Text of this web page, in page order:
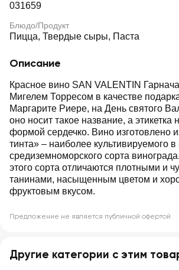
031659
Блюдо/Продукт
Пицца, Твердые сыры, Паста
Описание
Красное вино SAN VALENTIN
Мигелем Торресом в качестве
Маргарите Риере, на День святого
оно носит такое название, а этикетка
формой сердечко. Вино изготовлено
тинта» – наиболее культивируемого
средиземноморского сорта
этого сорта отличаются плотными и
танинами, насыщенным цветом и
фруктовым вкусом.
Предложение не является публичной офертой
Другие категории с этим